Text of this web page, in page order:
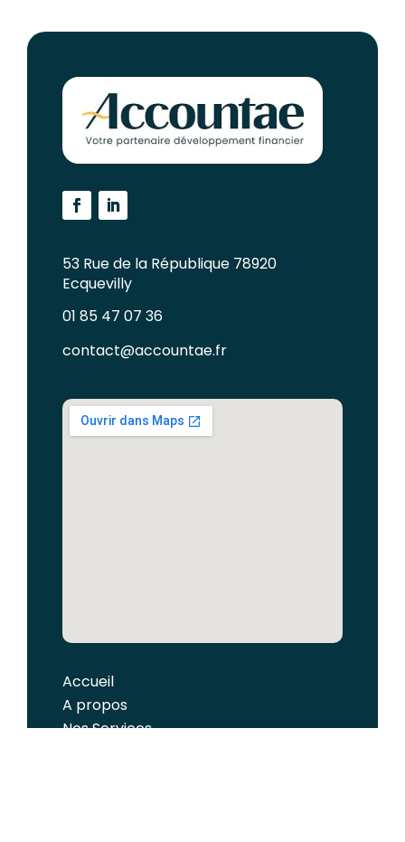
53 Rue de la République 78920
Ecquevilly
01 85 47 07 36
contact@accountae.fr
Accueil
A propos
Nos Services